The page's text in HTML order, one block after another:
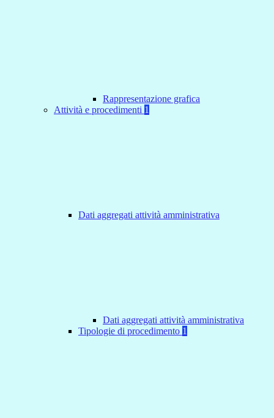
Rappresentazione grafica
Attività e procedimenti 1
Dati aggregati attività amministrativa
Dati aggregati attività amministrativa
Tipologie di procedimento 1